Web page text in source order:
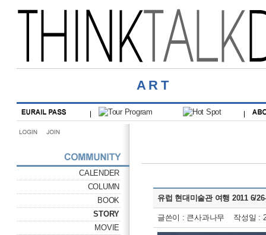
ART
CALENDER
COLUMN
BOOK
STORY
MOVIE
유럽 현대미술관 여행 2011 6/
글쓴이 : 큰사과나무 작성일 :